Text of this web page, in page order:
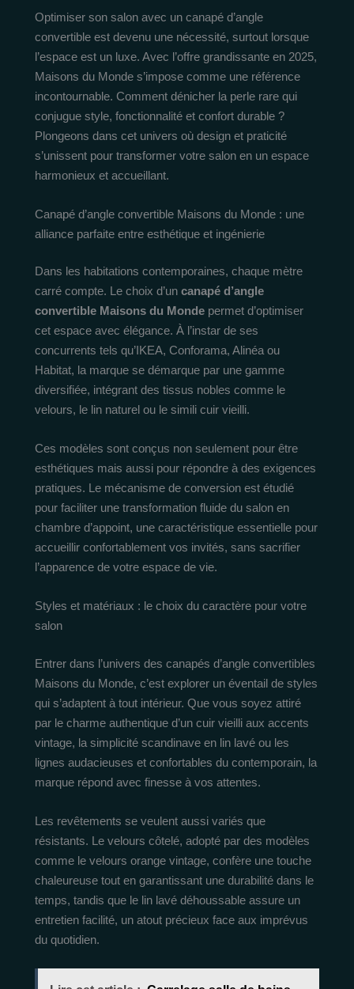
Optimiser son salon avec un canapé d’angle
convertible est devenu une nécessité, surtout lorsque
l’espace est un luxe. Avec l’offre grandissante en 2025,
Maisons du Monde s’impose comme une référence
incontournable. Comment dénicher la perle rare qui
conjugue style, fonctionnalité et confort durable ?
Plongeons dans cet univers où design et praticité
s’unissent pour transformer votre salon en un espace
harmonieux et accueillant.
Canapé d’angle convertible Maisons du Monde : une
alliance parfaite entre esthétique et ingénierie
Dans les habitations contemporaines, chaque mètre
carré compte. Le choix d’un canapé d’angle
convertible Maisons du Monde permet d’optimiser
cet espace avec élégance. À l’instar de ses
concurrents tels qu’IKEA, Conforama, Alinéa ou
Habitat, la marque se démarque par une gamme
diversifiée, intégrant des tissus nobles comme le
velours, le lin naturel ou le simili cuir vieilli.
Ces modèles sont conçus non seulement pour être
esthétiques mais aussi pour répondre à des exigences
pratiques. Le mécanisme de conversion est étudié
pour faciliter une transformation fluide du salon en
chambre d’appoint, une caractéristique essentielle pour
accueillir confortablement vos invités, sans sacrifier
l’apparence de votre espace de vie.
Styles et matériaux : le choix du caractère pour votre
salon
Entrer dans l’univers des canapés d’angle convertibles
Maisons du Monde, c’est explorer un éventail de styles
qui s’adaptent à tout intérieur. Que vous soyez attiré
par le charme authentique d’un cuir vieilli aux accents
vintage, la simplicité scandinave en lin lavé ou les
lignes audacieuses et confortables du contemporain, la
marque répond avec finesse à vos attentes.
Les revêtements se veulent aussi variés que
résistants. Le velours côtelé, adopté par des modèles
comme le velours orange vintage, confère une touche
chaleureuse tout en garantissant une durabilité dans le
temps, tandis que le lin lavé déhoussable assure un
entretien facilité, un atout précieux face aux imprévus
du quotidien.